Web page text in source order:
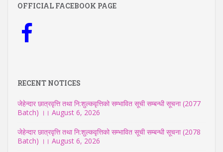
OFFICIAL FACEBOOK PAGE
RECENT NOTICES
जेहेन्दार छात्रवृत्ति तथा नि:शुल्कवृत्तिको सम्भावित सूची सम्बन्धी सूचना (2077
Batch) ।। August 6, 2026
जेहेन्दार छात्रवृत्ति तथा नि:शुल्कवृत्तिको सम्भावित सूची सम्बन्धी सूचना (2078
Batch) ।। August 6, 2026